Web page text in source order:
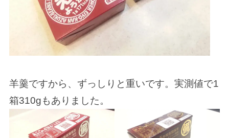
羊羹ですから、ずっしりと重いです。実測値で1
箱310gもありました。